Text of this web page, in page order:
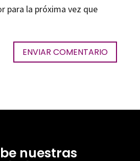
para la próxima vez que
nuestras